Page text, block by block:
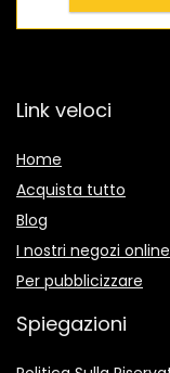
Link veloci
Home
Acquista tutto
Blog
I nostri negozi online
Per pubblicizzare
Spiegazioni